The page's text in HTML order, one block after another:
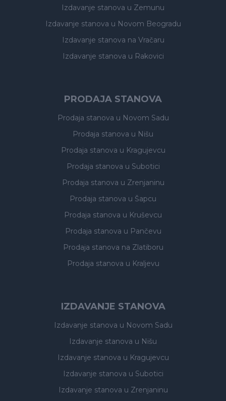
Izdavanje stanova u Zemunu
Izdavanje stanova u Novom Beogradu
Izdavanje stanova na Vračaru
Izdavanje stanova u Rakovici
PRODAJA STANOVA
Prodaja stanova u Novom Sadu
Prodaja stanova u Nišu
Prodaja stanova u Kragujevcu
Prodaja stanova u Subotici
Prodaja stanova u Zrenjaninu
Prodaja stanova u Šapcu
Prodaja stanova u Kruševcu
Prodaja stanova u Pančevu
Prodaja stanova na Zlatiboru
Prodaja stanova u Kraljevu
IZDAVANJE STANOVA
Izdavanje stanova u Novom Sadu
Izdavanje stanova u Nišu
Izdavanje stanova u Kragujevcu
Izdavanje stanova u Subotici
Izdavanje stanova u Zrenjaninu